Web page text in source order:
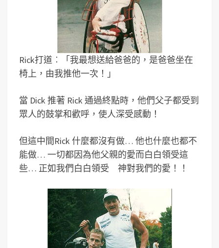
Rick打道︰「我最想送給爸爸的，是爸爸坐在
椅上，由我推他一次！」
當 Dick 推著 Rick 通過終點時，他們父子都受到
眾人的鼓掌和歡呼，使人深受感動！
但這中間Rick 什麼都沒有做… 他也什麼也都不
能做… 一切都因為他父親的愛而白白領受這
些… 正如我們白白領受 神對我們的愛！！